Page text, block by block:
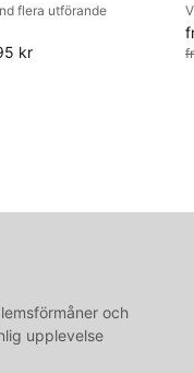
flera utförande
kr
och
upplevelse